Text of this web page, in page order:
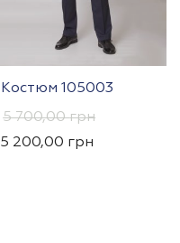
Костюм 105003
5 700,00грн
5 200,00 грн